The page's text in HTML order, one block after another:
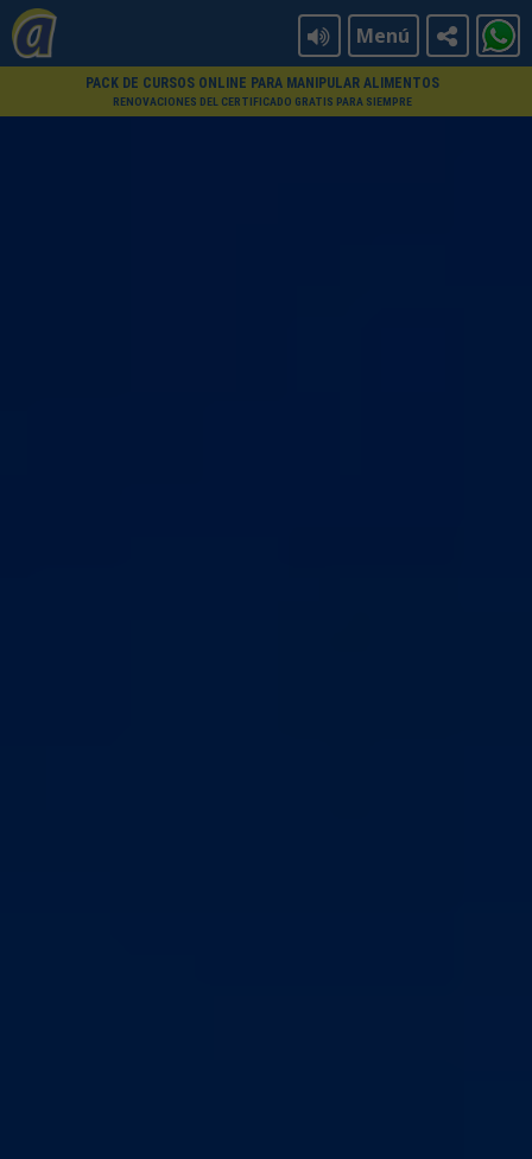
Menú
PACK DE CURSOS ONLINE PARA MANIPULAR ALIMENTOS
RENOVACIONES DEL CERTIFICADO GRATIS PARA SIEMPRE